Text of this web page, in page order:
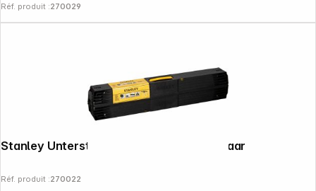
Réf. produit :270029
Stanley Unterstellbock Stanley Metall Paar
Réf. produit :270022